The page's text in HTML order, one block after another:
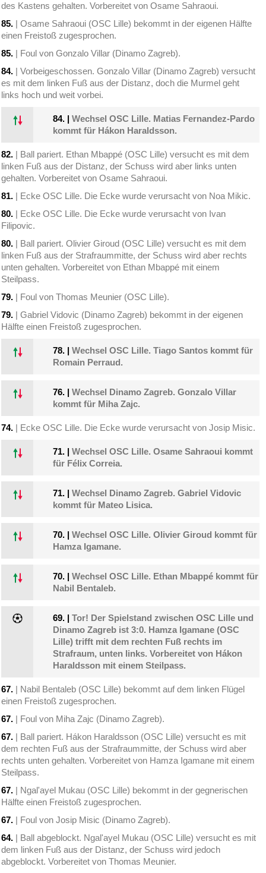
des Kastens gehalten. Vorbereitet von Osame Sahraoui.
85. | Osame Sahraoui (OSC Lille) bekommt in der eigenen Hälfte
einen Freistoß zugesprochen.
85. | Foul von Gonzalo Villar (Dinamo Zagreb).
84. | Vorbeigeschossen. Gonzalo Villar (Dinamo Zagreb) versucht
es mit dem linken Fuß aus der Distanz, doch die Murmel geht
links hoch und weit vorbei.
84. |Wechsel OSC Lille. Matias Fernandez-Pardo
kommt für Hákon Haraldsson.
82. | Ball pariert. Ethan Mbappé (OSC Lille) versucht es mit dem
linken Fuß aus der Distanz, der Schuss wird aber links unten
gehalten. Vorbereitet von Osame Sahraoui.
81. | Ecke OSC Lille. Die Ecke wurde verursacht von Noa Mikic.
80. | Ecke OSC Lille. Die Ecke wurde verursacht von Ivan
Filipovic.
80. | Ball pariert. Olivier Giroud (OSC Lille) versucht es mit dem
linken Fuß aus der Strafraummitte, der Schuss wird aber rechts
unten gehalten. Vorbereitet von Ethan Mbappé mit einem
Steilpass.
79. | Foul von Thomas Meunier (OSC Lille).
79. | Gabriel Vidovic (Dinamo Zagreb) bekommt in der eigenen
Hälfte einen Freistoß zugesprochen.
78. |Wechsel OSC Lille. Tiago Santos kommt für
Romain Perraud.
76. |Wechsel Dinamo Zagreb. Gonzalo Villar
kommt für Miha Zajc.
74. | Ecke OSC Lille. Die Ecke wurde verursacht von Josip Misic.
71. |Wechsel OSC Lille. Osame Sahraoui kommt
für Félix Correia.
71. |Wechsel Dinamo Zagreb. Gabriel Vidovic
kommt für Mateo Lisica.
70. |Wechsel OSC Lille. Olivier Giroud kommt für
Hamza Igamane.
70. |Wechsel OSC Lille. Ethan Mbappé kommt für
Nabil Bentaleb.
69. |Tor! Der Spielstand zwischen OSC Lille und
Dinamo Zagreb ist 3:0. Hamza Igamane (OSC
Lille) trifft mit dem rechten Fuß rechts im
Strafraum, unten links. Vorbereitet von Hákon
Haraldsson mit einem Steilpass.
67. | Nabil Bentaleb (OSC Lille) bekommt auf dem linken Flügel
einen Freistoß zugesprochen.
67. | Foul von Miha Zajc (Dinamo Zagreb).
67. | Ball pariert. Hákon Haraldsson (OSC Lille) versucht es mit
dem rechten Fuß aus der Strafraummitte, der Schuss wird aber
rechts unten gehalten. Vorbereitet von Hamza Igamane mit einem
Steilpass.
67. | Ngal'ayel Mukau (OSC Lille) bekommt in der gegnerischen
Hälfte einen Freistoß zugesprochen.
67. | Foul von Josip Misic (Dinamo Zagreb).
64. | Ball abgeblockt. Ngal'ayel Mukau (OSC Lille) versucht es mit
dem linken Fuß aus der Distanz, der Schuss wird jedoch
abgeblockt. Vorbereitet von Thomas Meunier.